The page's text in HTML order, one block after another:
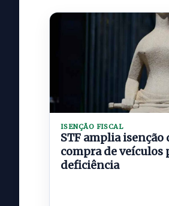
ISENÇÃO FISCAL
STF amplia
compra de veículos
deficiência